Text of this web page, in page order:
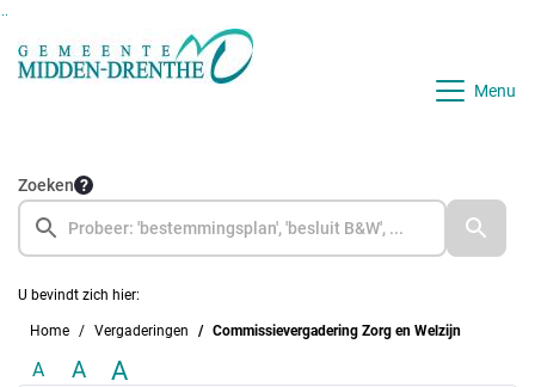
Ga naar de inhoud van deze pagina
Menu
Zoeken
U bevindt zich hier:
Home Vergaderingen Commissievergadering Zorg en Welzijn
A A A